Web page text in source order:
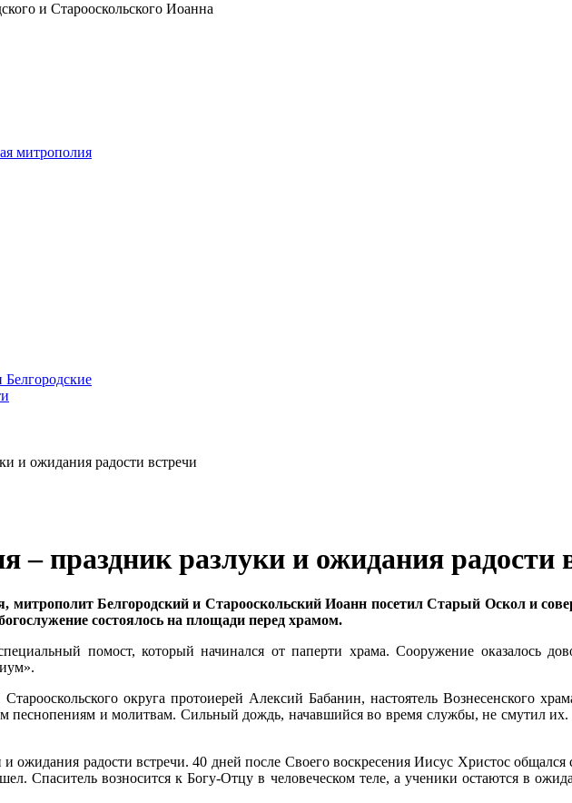
и Старооскольского Иоанна
– праздник разлуки и ожидания радости
митрополит Белгородский и Старооскольский Иоанн посетил Старый Оскол и
состоялось на площади перед храмом.
помост, который начинался от паперти храма. Сооружение оказалось
округа протоиерей Алексий Бабанин, настоятель Вознесенского
песнопениям и молитвам. Сильный дождь, начавшийся во время службы, не смутил
и ожидания радости встречи. 40 дней после Своего воскресения Иисус Христос
Спаситель возносится к Богу-Отцу в человеческом теле, а ученики остаются в